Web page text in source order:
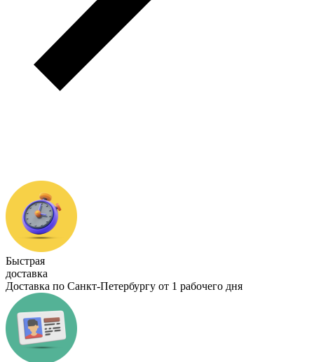
Быстрая
доставка
Доставка по Санкт-Петербургу от 1 рабочего дня